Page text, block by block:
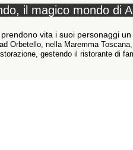
il magico mondo di
vita i suoi personaggi un
Orbetello, nella Maremma
gestendo il ristorante di